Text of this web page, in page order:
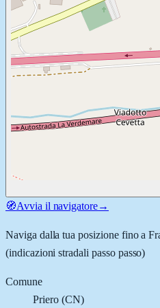
🧭Avvia il navigatore→
Naviga dalla tua posizione fino a
(indicazioni stradali passo passo)
Comune
Priero(CN)